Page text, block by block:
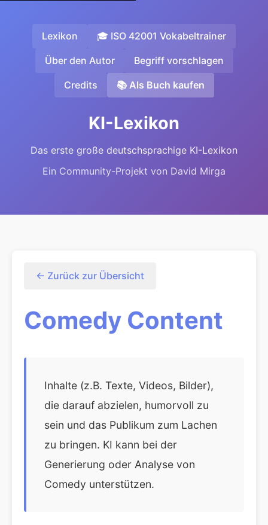
Lexikon 🎓 ISO 42001 Vokabeltrainer
Über den Autor Begriff vorschlagen
Credits 📚 Als Buch kaufen
KI-Lexikon
Das erste große deutschsprachige KI-Lexikon
Ein Community-Projekt von David Mirga
← Zurück zur Übersicht
Comedy Content
Inhalte (z.B. Texte, Videos, Bilder),
die darauf abzielen, humorvoll zu
sein und das Publikum zum Lachen
zu bringen. KI kann bei der
Generierung oder Analyse von
Comedy unterstützen.